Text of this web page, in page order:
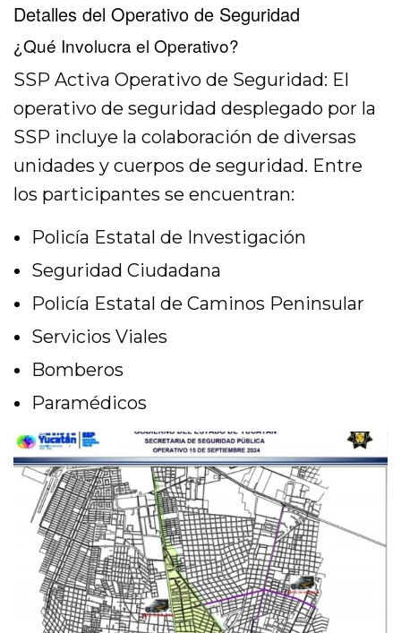
Detalles del Operativo de Seguridad
¿Qué Involucra el Operativo?
SSP Activa Operativo de Seguridad: El
operativo de seguridad desplegado por la
SSP incluye la colaboración de diversas
unidades y cuerpos de seguridad. Entre
los participantes se encuentran:
Policía Estatal de Investigación
Seguridad Ciudadana
Policía Estatal de Caminos Peninsular
Servicios Viales
Bomberos
Paramédicos